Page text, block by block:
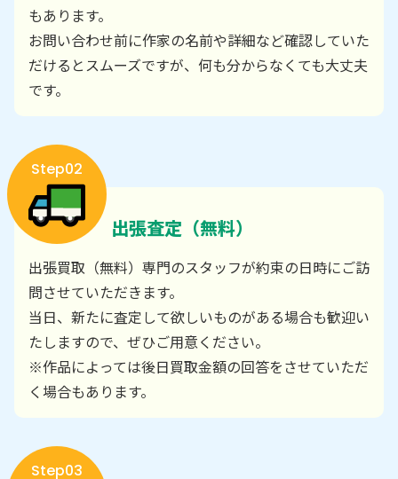
もあります。
お問い合わせ前に作家の名前や詳細など確認していた
だけるとスムーズですが、何も分からなくても大丈夫
です。
Step02
出張査定（無料）
出張買取（無料）専門のスタッフが約束の日時にご訪
問させていただきます。
当日、新たに査定して欲しいものがある場合も歓迎い
たしますので、ぜひご用意ください。
※作品によっては後日買取金額の回答をさせていただ
く場合もあります。
Step03